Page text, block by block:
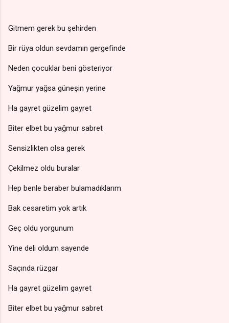
Gitmem gerek bu şehirden
Bir rüya oldun sevdamın gergefinde
Neden çocuklar beni gösteriyor
Yağmur yağsa güneşin yerine
Ha gayret güzelim gayret
Biter elbet bu yağmur sabret
Sensizlikten olsa gerek
Çekilmez oldu buralar
Hep benle beraber bulamadıklarım
Bak cesaretim yok artık
Geç oldu yorgunum
Yine deli oldum sayende
Saçında rüzgar
Ha gayret güzelim gayret
Biter elbet bu yağmur sabret